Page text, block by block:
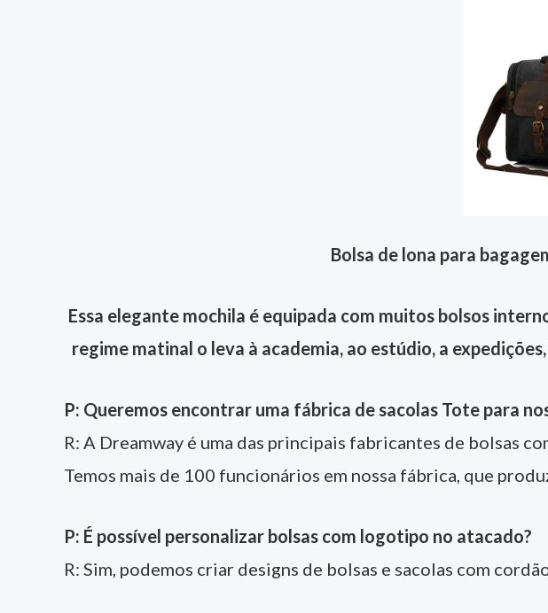
Bolsa de lona para
Essa elegante mochila é equipada com muitos bolsos
regime matinal o leva à academia, ao estúdio, a
P: Queremos encontrar uma fábrica de sacolas Tote para
R: A Dreamway é uma das principais fabricantes de bolsas
Temos mais de 100 funcionários em nossa fábrica, que
P: É possível personalizar bolsas com logotipo no atacado?
R: Sim, podemos criar designs de bolsas e sacolas com